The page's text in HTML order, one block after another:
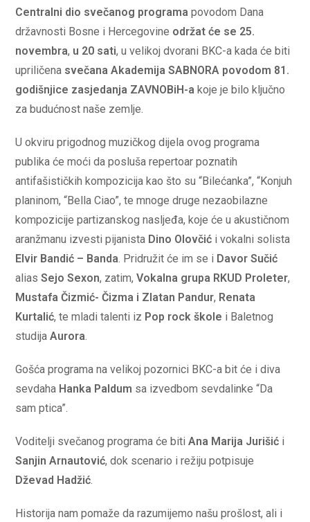
Centralni dio svečanog programapovodom Dana
državnosti Bosne i Hercegovine održat će se 25.
novembra, u 20 sati, u velikoj dvorani BKC-a kada će biti
upriličena svečana Akademija SABNORA povodom 81.
godišnjice zasjedanja ZAVNOBiH-a koje je bilo ključno
za budućnost naše zemlje.
U okviru prigodnog muzičkog dijela ovog programa
publika će moći da posluša repertoar poznatih
antifašističkih kompozicija kao što su “Bilećanka”, “Konjuh
planinom, “Bella Ciao”, te mnoge druge nezaobilazne
kompozicije partizanskog nasljeđa, koje će u akustičnom
aranžmanu izvesti pijanista Dino Olovčić i vokalni solista
Elvir Bandić – Banda. Pridružit će im se i Davor Sučić
aliasSejo Sexon, zatim,Vokalna grupa RKUD Proleter,
Mustafa Čizmić- Čizma i Zlatan Pandur, Renata
Kurtalić, te mladi talenti iz Pop rock škole i Baletnog
studijaAurora.
Gošća programa na velikoj pozornici BKC-a bit će i diva
sevdaha Hanka Paldum sa izvedbom sevdalinke “Da
sam ptica”.
Voditelji svečanog programa će bitiAna Marija Jurišić i
Sanjin Arnautović, dok scenario i režiju potpisuje
Dževad Hadžić.
Historija nam pomaže da razumijemo našu prošlost, ali i